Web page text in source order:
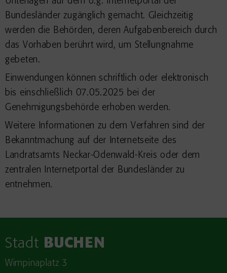
Bundesländer zugänglich gemacht. Gleichzeitig
werden die Behörden, deren Aufgabenbereich durch
das Vorhaben berührt wird, um Stellungnahme
gebeten.
Einwendungen können schriftlich oder elektronisch
bis einschließlich 07.05.2025 bei der
Genehmigungsbehörde erhoben werden.
Weitere Informationen zu dem Verfahren sind der
Bekanntmachung auf der Internetseite des
Landratsamts Neckar-Odenwald-Kreis oder dem
zentralen Internetportal der Bundesländer zu
entnehmen.
Stadt BUCHEN
Wimpinaplatz 3